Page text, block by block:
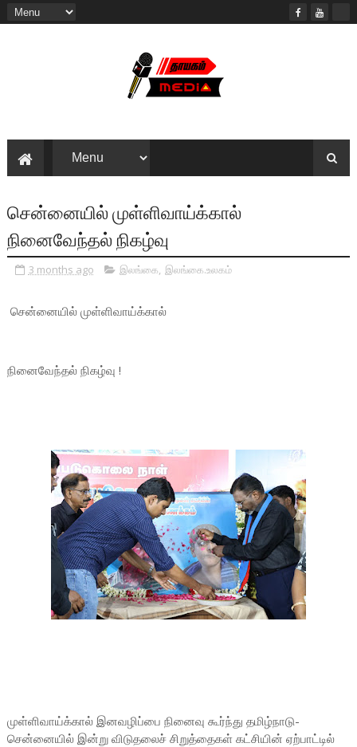
சென்னையில் முள்ளிவாய்க்கால்
நினைவேந்தல் நிகழ்வு
3 months ago இலங்கை, இலங்கை.உலகம்
சென்னையில் முள்ளிவாய்க்கால்
நினைவேந்தல் நிகழ்வு !
முள்ளிவாய்க்கால் இனவழிப்பை நினைவு கூர்ந்து தமிழ்நாடு-
சென்னையில் இன்று விடுதலைச் சிறுத்தைகள் கட்சியின் ஏற்பாட்டில்